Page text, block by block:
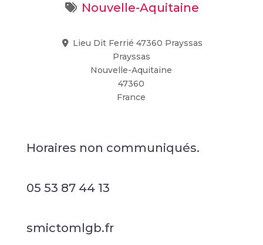
Nouvelle-Aquitaine
Lieu Dit Ferrié 47360 Prayssas
Prayssas
Nouvelle-Aquitaine
47360
France
Horaires non communiqués.
05 53 87 44 13
smictomlgb.fr